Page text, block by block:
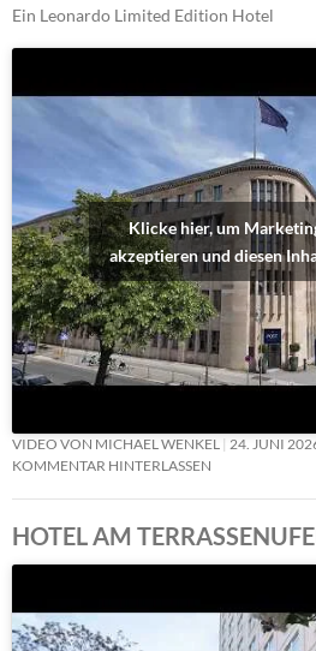
Ein Leonardo Limited Edition Hotel
Klicke hier, um
akzeptieren und diesen
VIDEO VON MICHAEL WENKEL 24. JUNI
KOMMENTAR HINTERLASSEN
HOTEL AM